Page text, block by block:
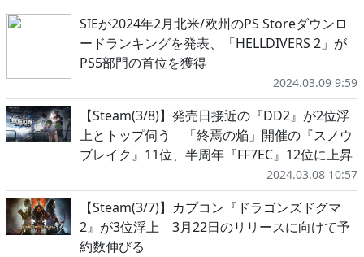
SIEが2024年2月北米/欧州のPS Storeダウンロ
ードランキングを発表、「HELLDIVERS 2」が
PS5部門の首位を獲得
2024.03.09 9:59
【Steam(3/8)】発売日接近の『DD2』が2位浮
上とトップ伺う 「終焉の焔」開催の『スノウ
ブレイク』11位、半周年『FF7EC』12位に上昇
2024.03.08 10:57
【Steam(3/7)】カプコン『ドラゴンズドグマ
2』が3位浮上 3月22日のリリースに向けて予
約数伸びる